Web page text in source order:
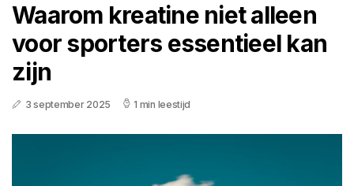
Waarom kreatine niet alleen
voor sporters essentieel kan
zijn
3 september 2025 1 min leestijd